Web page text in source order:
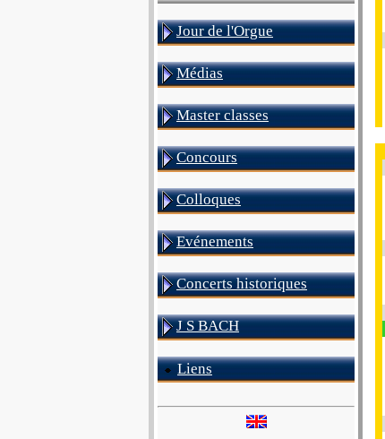
Jour de l'Orgue
Médias
Master classes
Concours
Colloques
Evénements
Concerts historiques
J S BACH
Liens